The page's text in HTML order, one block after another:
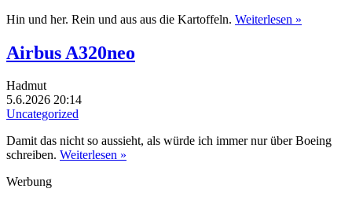
Hin und her. Rein und aus aus die Kartoffeln. Weiterlesen »
Airbus A320neo
Hadmut
5.6.2026 20:14
Uncategorized
Damit das nicht so aussieht, als würde ich immer nur über Boeing
schreiben. Weiterlesen »
Werbung